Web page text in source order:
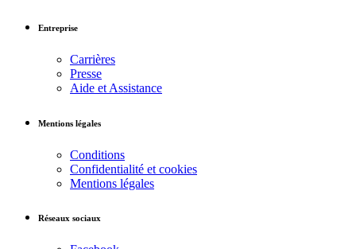
Entreprise
Carrières
Presse
Aide et Assistance
Mentions légales
Conditions
Confidentialité et cookies
Mentions légales
Réseaux sociaux